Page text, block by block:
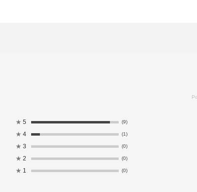
★ 5 (9)
★ 4 (1)
★ 3 (0)
★ 2 (0)
★ 1 (0)